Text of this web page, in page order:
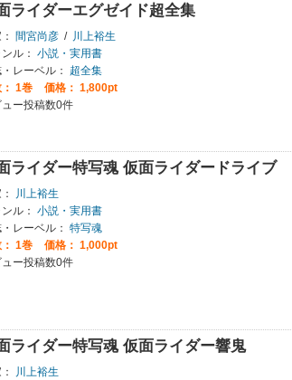
ライダーエグゼイド超全集
間宮尚彦 /
川上裕生
ル： 小説・実用書
レーベル：
超全集
1巻
価格： 1,800pt
ュー投稿数0件
ライダー特写魂 仮面ライダードライブ
川上裕生
ル： 小説・実用書
レーベル： 特写魂
1巻
価格： 1,000pt
ュー投稿数0件
ライダー特写魂 仮面ライダー響鬼
川上裕生